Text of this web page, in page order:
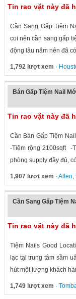
Tin rao vặt này đã
Cần Sang Gấp Tiệm
coi nên cần sang gấp
động lâu năm nên đã
1,792 lượt xem ·
Bán Gấp Tiệm Nail
Tin rao vặt này đã
Cần Bán Gấp Tiệm
-Tiệm rộng 2100sqft -
phòng supply đầy đủ,
1,907 lượt xem · Allen,
Cần Sang Gấp Tiệm
Tin rao vặt này đã
Tiệm Nails Good
lạc tại trung tâm sầm
hút một lượng khách
1,749 lượt xem ·